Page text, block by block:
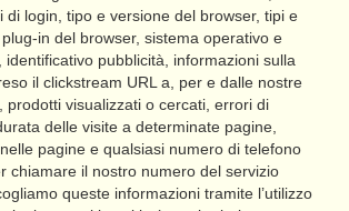
di login, tipo e versione del browser, tipi e
in del browser, sistema operativo e
identificativo pubblicità, informazioni sulla
il clickstream URL a, per e dalle nostre
prodotti visualizzati o cercati, errori di
delle visite a determinate pagine,
pagine e qualsiasi numero di telefono
chiamare il nostro numero del servizio
queste informazioni tramite l’utilizzo